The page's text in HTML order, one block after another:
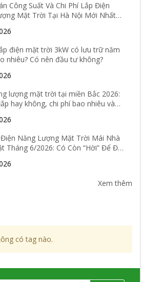
Công Suất Và Chi Phí Lắp Điện
Mặt Trời Tại Hà Nội Mới Nhất
điện mặt trời 3kW có lưu trữ năm
nhiêu? Có nên đầu tư không?
lượng mặt trời tại miền Bắc 2026:
hay không, chi phí bao nhiêu và
Điện Năng Lượng Mặt Trời Mái Nhà
Tháng 6/2026: Có Còn “Hời” Để Đầu
Xem thêm
có tag nào.